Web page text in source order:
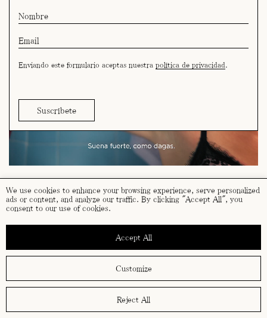
We use cookies to enhance your browsing experience, serve personalized
ads or content, and analyze our traffic. By clicking "Accept All", you
consent to our use of cookies.
Customize
Reject All
Accept All
Enviando este formulario aceptas nuestra política de privacidad
términos y condiciones
política de cookies